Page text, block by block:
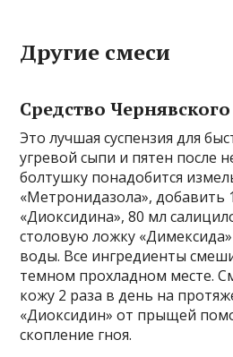
Другие смеси
Средство Чернявского
Это лучшая суспензия для
угревой сыпи и пятен после
болтушку понадобится
«Метронидазола», добавить
«Диоксидина», 80 мл
столовую ложку
воды. Все ингредиенты
темном прохладном месте.
кожу 2 раза в день на
«Диоксидин» от прыщей
скопление гноя.